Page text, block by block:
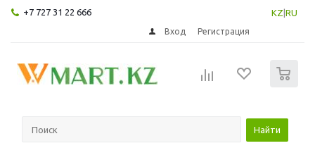
+7 727 31 22 666 KZ RU
Вход Регистрация
Найти